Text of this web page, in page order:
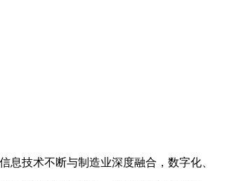
息技术不断与制造业深度融合，数字化、